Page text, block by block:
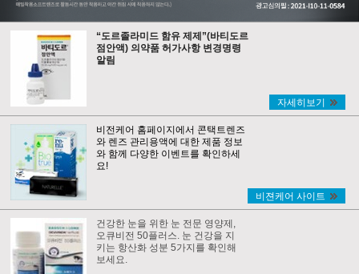
“도르졸라미드 함유 제제”(바티도르
점안액) 의약품 허가사항 변경명령
알림
자세히보기
비전케어 홈페이지에서 콘택트렌즈
와 렌즈 관리용액에 대한 제품 정보
와 함께 다양한 이벤트를 확인하세
요!
비젼케어 사이트
건강한 눈을 위한 눈 전문 영양제,
오큐비전 50플러스. 눈 건강을 지
키는 항산화 성분 5가지를 확인해
보세요.